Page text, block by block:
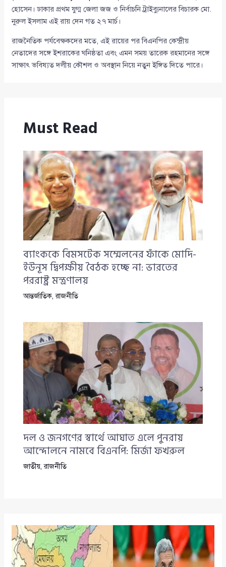
হোসেন। ঢাকার প্রথম যুগ্ম জেলা জজ ও নির্বাচনি ট্রাইব্যুনালের বিচারক মো.
নুরুল ইসলাম এই রায় দেন গত ২৭ মার্চ।
রাজনৈতিক পর্যবেক্ষকদের মতে, এই রায়ের পর বিএনপির কেন্দ্রীয়
নেতাদের সঙ্গে ইশরাকের ঘনিষ্ঠতা এবং এমন সময় তারেক রহমানের সঙ্গে
সাক্ষাৎ ভবিষ্যত দলীয় কৌশল ও অবস্থান নিয়ে নতুন ইঙ্গিত দিতে পারে।
Must Read
ব্যাংককে বিমসটেক সম্মেলনের ফাঁকে মোদি-
ইউনূস দ্বিপক্ষীয় বৈঠক হচ্ছে না: ভারতের
পররাষ্ট্র মন্ত্রণালয়
আন্তর্জাতিক,রাজনীতি
দল ও জনগণের স্বার্থে আঘাত এলে পুনরায়
আন্দোলনে নামবে বিএনপি: মির্জা ফখরুল
জাতীয়,রাজনীতি